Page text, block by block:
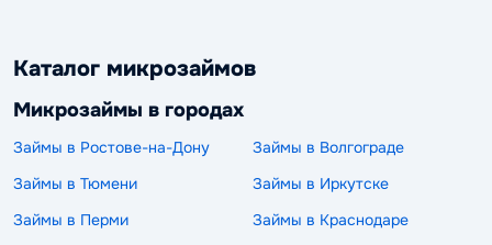
Каталог микрозаймов
Микрозаймы в городах
Займы в Ростове-на-Дону
Займы в Волгограде
Займы в Тюмени
Займы в Иркутске
Займы в Перми
Займы в Краснодаре